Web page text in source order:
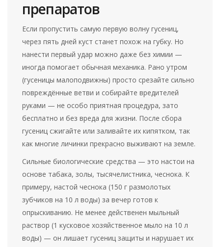
препаратов
Если пропустить самую первую волну гусениц,
через пять дней куст станет похож на губку. Но
нанести первый удар можно даже без химии —
иногда помогает обычная механика. Рано утром
(гусеницы малоподвижны) просто срезайте сильно
повреждённые ветви и собирайте вредителей
руками — не особо приятная процедура, зато
бесплатно и без вреда для жизни. После сбора
гусениц сжигайте или заливайте их кипятком, так
как многие личинки прекрасно выживают на земле.
Сильные биологические средства — это настои на
основе табака, золы, тысячелистника, чеснока. К
примеру, настой чеснока (150 г размолотых
зубчиков на 10 л воды) за вечер готов к
опрыскиванию. Не менее действенен мыльный
раствор (1 кусковое хозяйственное мыло на 10 л
воды) — он лишает гусениц защиты и нарушает их